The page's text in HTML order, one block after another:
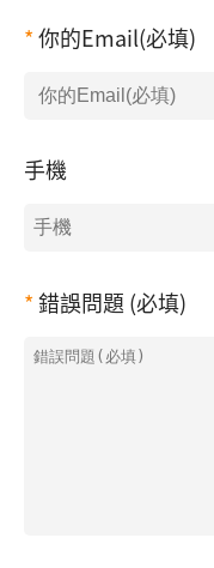
你的Email(必填)
手機
錯誤問題 (必填)